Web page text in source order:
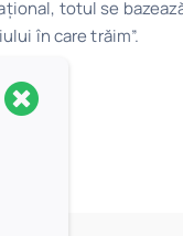
totul se
în care trăim”.